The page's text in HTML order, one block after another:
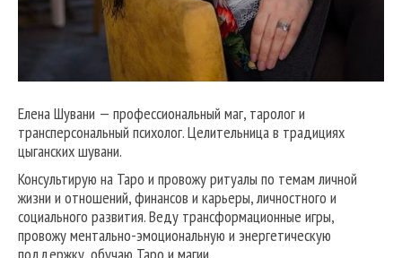
Елена Шувани — профессиональный маг, таролог и
трансперсональный психолог. Целительница в традициях
цыганских шувани.
Консультирую на Таро и провожу ритуалы по темам личной
жизни и отношений, финансов и карьеры, личностного и
социального развития. Веду трансформационные игры,
провожу ментально-эмоциональную и энергетическую
поддержку, обучаю Таро и магии.